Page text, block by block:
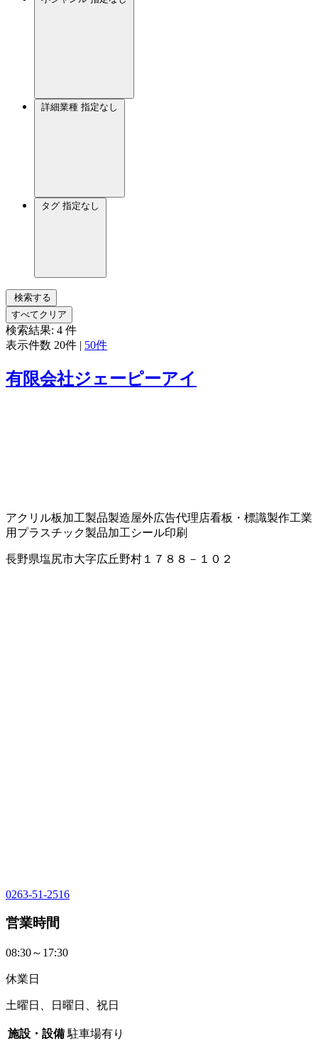
詳細業種 指定なし
タグ 指定なし
検索する
すべてクリア
検索結果: 4 件
表示件数 20件 | 50件
有限会社ジェーピーアイ
アクリル板加工製品製造屋外広告代理店看板・標識製作工業
用プラスチック製品加工シール印刷
長野県塩尻市大字広丘野村１７８８－１０２
0263-51-2516
営業時間
08:30～17:30
休業日
土曜日、日曜日、祝日
施設・設備 駐車場有り